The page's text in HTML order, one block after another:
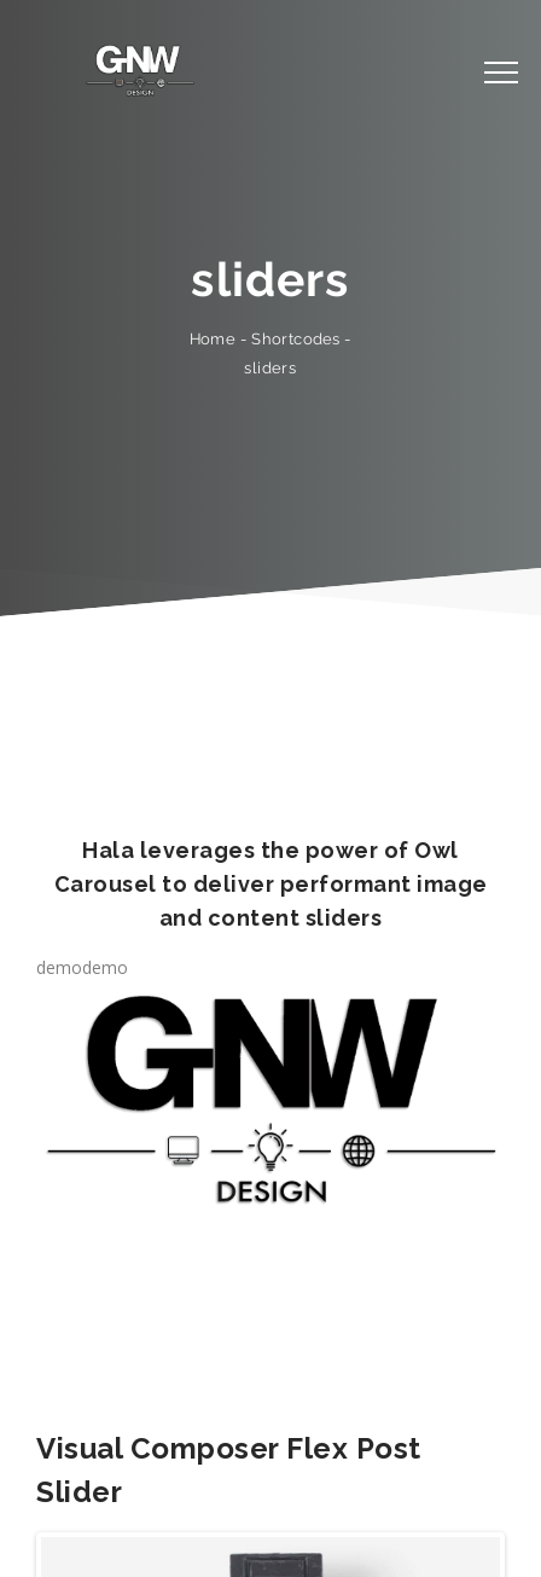
sliders
Home -Shortcodes -
sliders
Hala leverages the power of Owl
Carousel to deliver performant image
and content sliders
demodemo
Visual Composer Flex Post
Slider